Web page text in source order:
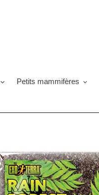
Petits mammifères